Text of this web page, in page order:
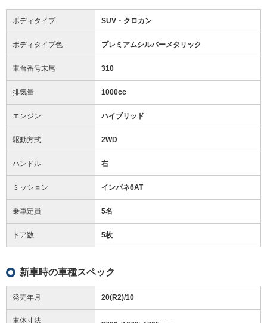
ボディタイプ SUV・クロカン
ボディタイプ色 プレミアムシルバーメタリック
車台番号末尾 310
排気量 1000cc
エンジン ハイブリッド
駆動方式 2WD
ハンドル 右
ミッション インパネ6AT
乗車定員 5名
ドア数 5枚
新車時の車種スペック
発売年月 20(R2)/10
車体寸法